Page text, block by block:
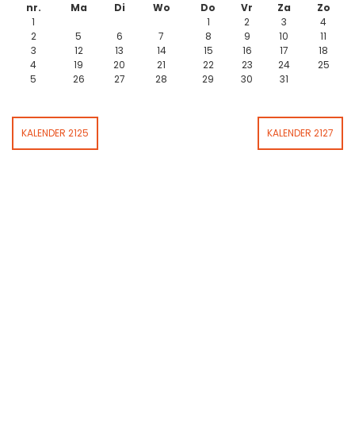
nr. Ma Di Wo Do Vr Za
Zo
1
1 2 3
4
2
5 6 7 8 9 10
11
3
12 13 14 15 16 17
18
4
19 20 21 22 23 24
25
5
26 27 28 29 30 31
KALENDER 2125 KALENDER 2127